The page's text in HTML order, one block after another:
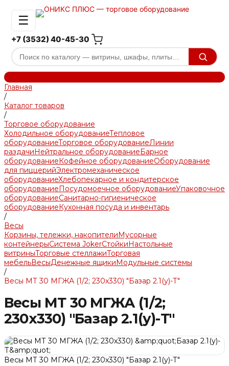
☰
+7 (3532) 40-45-30
Главная
/
Каталог товаров
/
Торговое оборудование
Холодильное оборудованиеТепловое
оборудованиеТорговое оборудованиеЛинии
раздачиНейтральное оборудованиеБарное
оборудованиеКофейное оборудованиеОборудование
для пиццерийЭлектромеханическое
оборудованиеХлебопекарное и кондитерское
оборудованиеПосудомоечное оборудованиеУпаковочное
оборудованиеСанитарно-гигиеническое
оборудованиеКухонная посуда и инвентарь
/
Весы
Корзины, тележки, накопителиМусорные
контейнерыСистема JokerСтойкиНастольные
витриныТорговые стеллажиТорговая
мебельВесыДенежные ящикиМодульные системы
/
Весы МТ 30 МГЖА (1/2; 230х330) "Базар 2.1(у)-Т"
Весы МТ 30 МГЖА (1/2;
230х330) "Базар 2.1(у)-Т"
Весы МТ 30 МГЖА (1/2; 230х330) "Базар 2.1(у)-Т"